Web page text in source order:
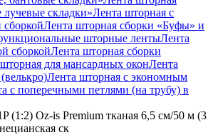
складки»Лента шторная с
сборкойЛента шторная сборки «Буфы» и
шторные лентыЛента
сборкойЛента шторная сборки
для мансардных оконЛента
Лента шторная с экономным
с поперечными петлями (на трубу) в
(1:2) Oz-is Premium тканая 6,5 см/50 м (3
ск